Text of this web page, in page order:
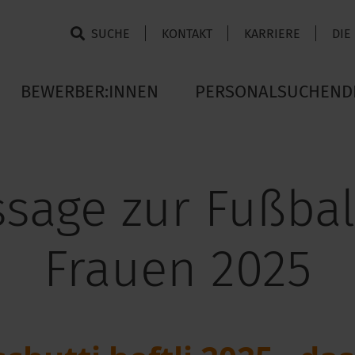
KONTAKT KARRIERE DIE
SUCHE
BEWERBER:INNEN
zur
Frauen 2025